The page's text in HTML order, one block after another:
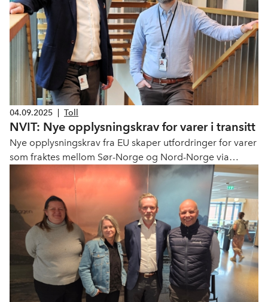
04.09.2025 Toll
NVIT: Nye opplysningskrav for varer i transitt
Nye opplysningskrav fra EU skaper utfordringer for varer
som fraktes mellom Sør-Norge og Nord-Norge via
Sverige og Finland.